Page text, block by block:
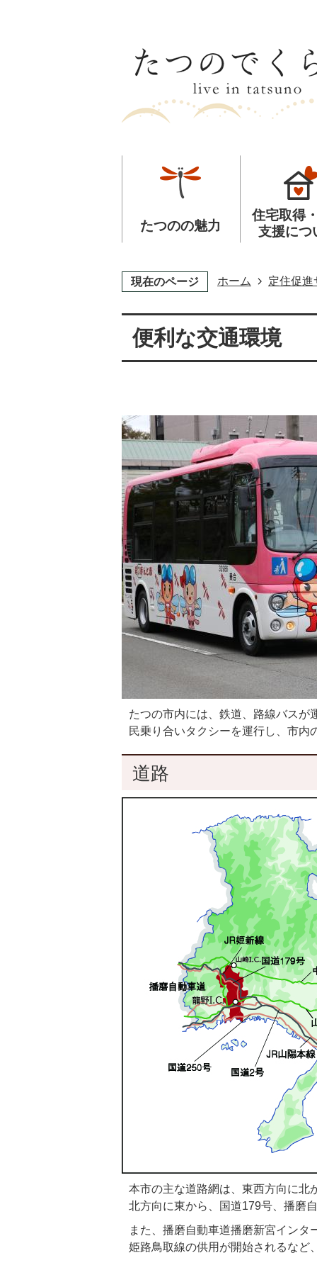
たつのの魅力
住宅取得
支援につ
現在のページ ホーム 定住促進
便利な交通環境
たつの市内には、鉄道、路線バスが
民乗り合いタクシーを運行し、市内
道路
本市の主な道路網は、東西方向に北
北方向に東から、国道179号、播磨
また、播磨自動車道播磨新宮イン
姫路鳥取線の供用が開始されるなど